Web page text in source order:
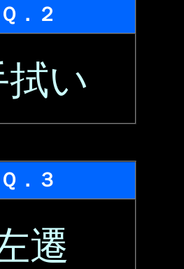
Ｑ．２
拭い
Ｑ．３
遷